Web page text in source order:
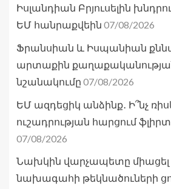
Իսլանդիան Բրյուսելին
ԵՄ հանրաքվեին 07/08/2026
Ֆրանսիան և Իսպանիան
արտաքին
նշանակումը 07/08/2026
ԵՄ ազդեցիկ անձինք․ Ի՞նչ
ուշադրության հարցում
07/08/2026
Նախկին վարչապետը միացել
նախագահի թեկնածուների